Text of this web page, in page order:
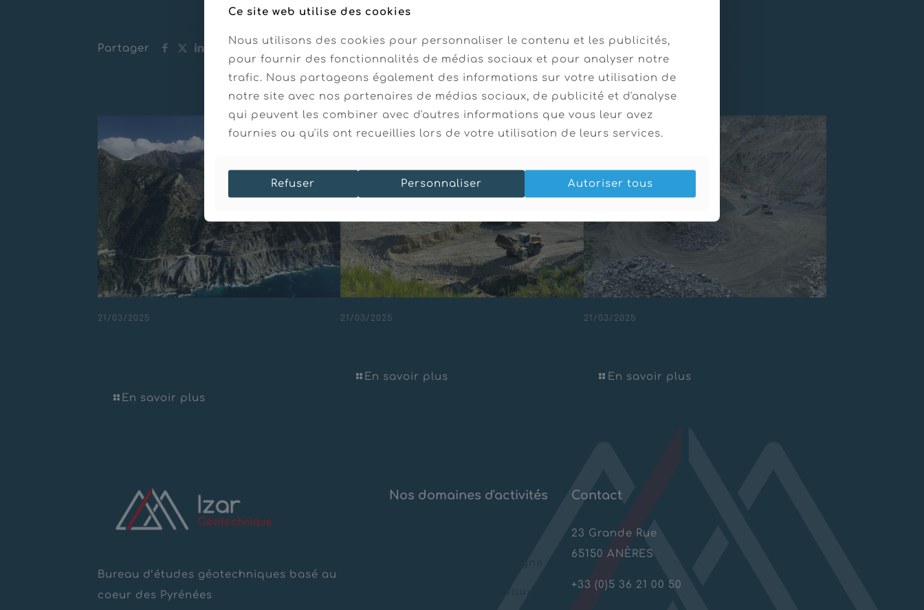
Partager
Messages connexes
21/03/2025
En savoir plus
21/03/2025
En savoir plus
21/03/2025
En savoir plus
Bureau d’études géotechniques basé au
coeur des Pyrénées
Nos domaines d'activités Contact
23 Grande Rue
65150 ANÈRES
+33 (0)5 36 21 00 50
Ce site web utilise des cookies
Nous utilisons des cookies pour personnaliser le contenu et les publicités,
pour fournir des fonctionnalités de médias sociaux et pour analyser notre
trafic. Nous partageons également des informations sur votre utilisation de
notre site avec nos partenaires de médias sociaux, de publicité et d'analyse
qui peuvent les combiner avec d'autres informations que vous leur avez
fournies ou qu'ils ont recueillies lors de votre utilisation de leurs services.
Refuser Personnaliser Autoriser tous